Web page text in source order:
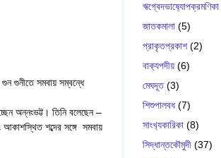
গুন গুনীতে সমবায় সম্বন্ধে
অন্নংভট্ট। তিনি বলেছেন –
আকাশস্থিত শব্দের সঙ্গে সমবায়
ঋগ্বেদভাষ‍্যোপক্রমণিকা
জাতকমালা (5)
প্রাকৃতপ্রকাশ(2)
বাক‍্যপদীয় (6)
মেঘদূত(3)
শিশুপালবধ(7)
সাংখ‍্যকারিকা (8)
সিদ্ধান্তকৌমুদী (37)